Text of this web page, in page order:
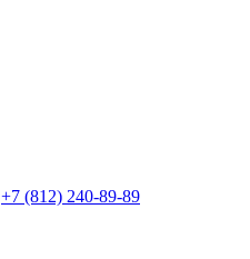
+7 (812) 240-89-89